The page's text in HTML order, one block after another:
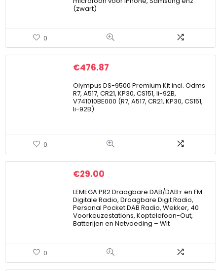
(zwart)
0
€476.87
Olympus DS-9500 Premium Kit incl. Odms
R7, A517, CR21, KP30, CS151, li-92B,
V741010BE000 (R7, A517, CR21, KP30, CS151,
li-92B)
0
€29.00
LEMEGA PR2 Draagbare DAB/DAB+ en FM
Digitale Radio, Draagbare Digit Radio,
Personal Pocket DAB Radio, Wekker, 40
Voorkeuzestations, Koptelefoon-Out,
Batterijen en Netvoeding – Wit
0